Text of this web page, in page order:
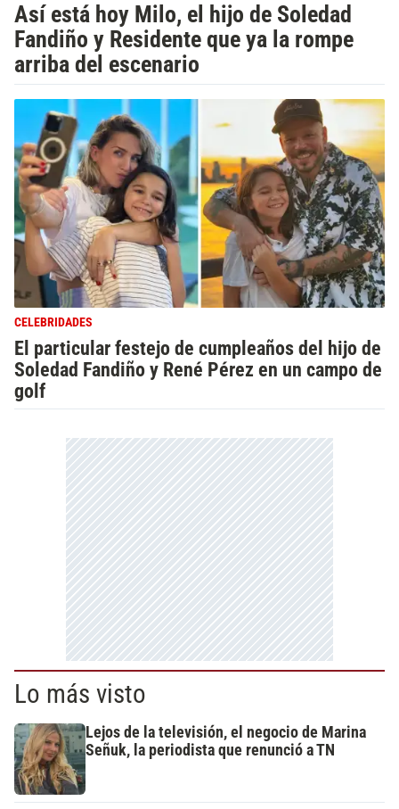
Así está hoy Milo, el hijo de Soledad
Fandiño y Residente que ya la rompe
arriba del escenario
CELEBRIDADES
El particular festejo de cumpleaños del hijo de
Soledad Fandiño y René Pérez en un campo de
golf
Lo más visto
Lejos de la televisión, el negocio de Marina
Señuk, la periodista que renunció a TN